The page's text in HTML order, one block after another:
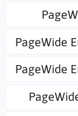
PageWide
PageWide